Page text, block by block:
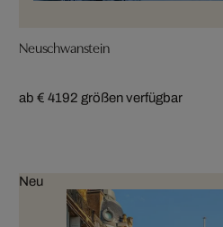
Neuschwanstein
ab € 4192 größen verfügbar
Neu